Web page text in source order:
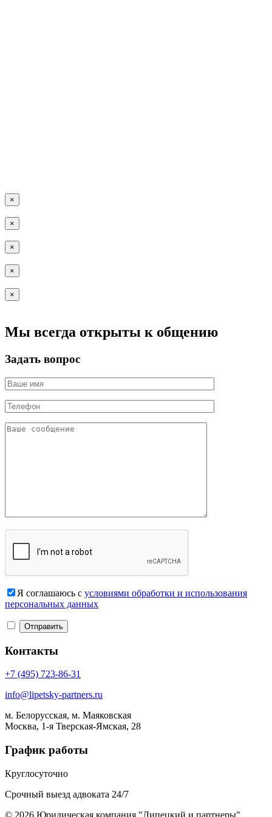
×
×
×
×
×
Мы всегда открыты к общению
Задать вопрос
Я соглашаюсь с условиями обработки и использования
персональных данных
Контакты
+7 (495) 723-86-31
info@lipetsky-partners.ru
м. Белорусская, м. Маяковская
Москва, 1-я Тверская-Ямская, 28
График работы
Круглосуточно
Срочный выезд адвоката 24/7
© 2026 Юридическая компания "Липецкий и партнеры"